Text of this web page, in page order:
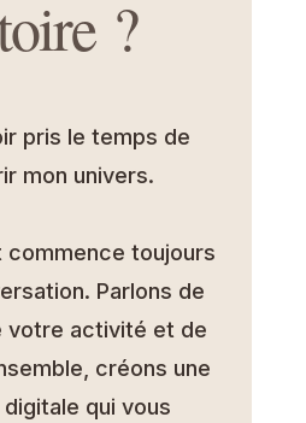
?
pris le temps de
mon univers.
commence toujours
Parlons de
votre activité et de
créons une
qui vous